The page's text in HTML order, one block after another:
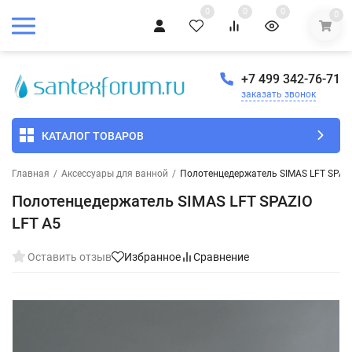
0 0 0 0
+7 499 342-76-71
заказать звонок
КАТАЛОГ ТОВАРОВ
Главная / Аксессуары для ванной / Полотенцедержатель SIMAS LFT
Полотенцедержатель SIMAS LFT SPAZIO
LFT A5
Оставить отзыв Избранное Сравнение